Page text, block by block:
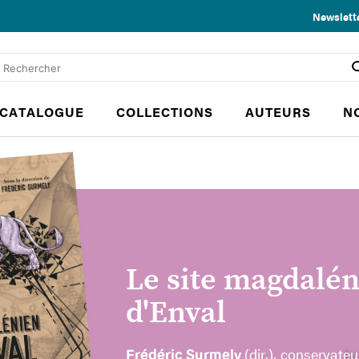
COLLECTIONS AUTEURS
Le site
d'Enval
Frédéric Surmely (dir.),